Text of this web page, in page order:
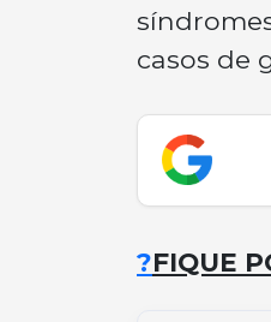
casos de
?FIQUE